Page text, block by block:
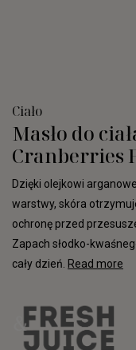
Ciało
Masło do
Cranberries
Dzięki olejkowi
warstwy, skóra
ochronę przed
Zapach słodko-
cały dzień. Read more